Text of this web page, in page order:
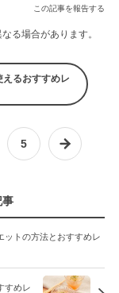
この記事を報告する
る場合があります。
るおすすめレ
5
ットの方法とおすすめレ
すめレ